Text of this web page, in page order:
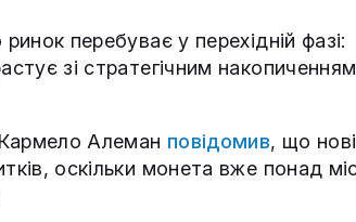
перебуває у перехідній фазі:
зі стратегічним накопиченням
Алеман повідомив, що
оскільки монета вже понад